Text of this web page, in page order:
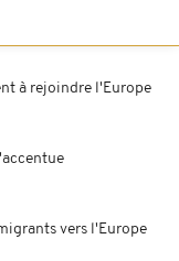
à rejoindre l'Europe
vers l'Europe